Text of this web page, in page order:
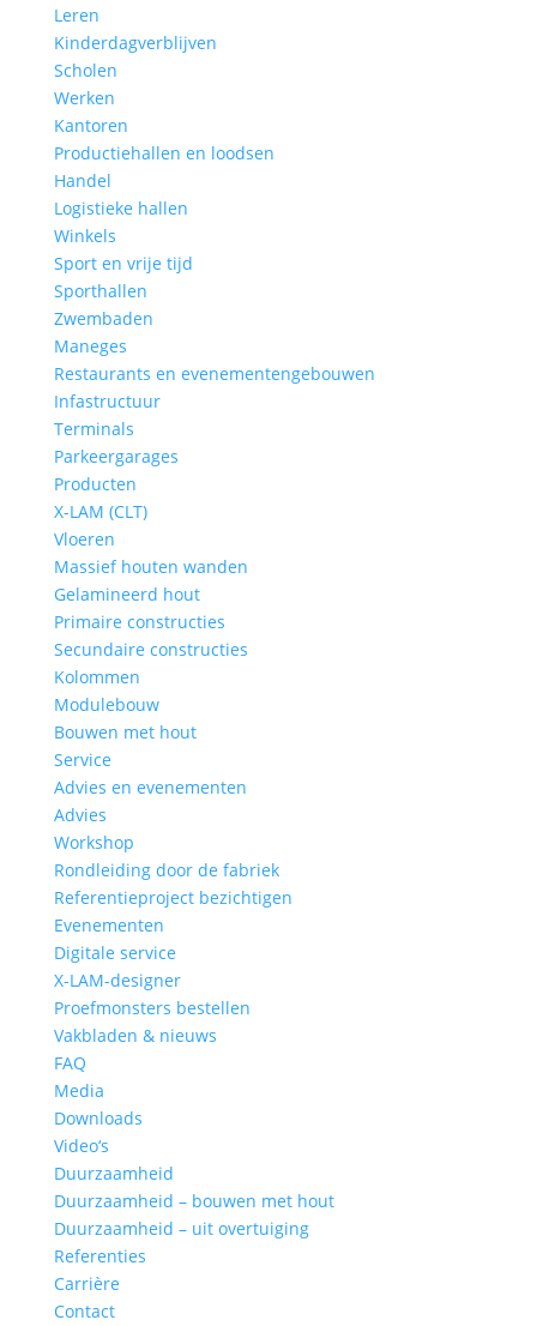
Leren
Kinderdagverblijven
Scholen
Werken
Kantoren
Productiehallen en loodsen
Handel
Logistieke hallen
Winkels
Sport en vrije tijd
Sporthallen
Zwembaden
Maneges
Restaurants en evenementengebouwen
Infastructuur
Terminals
Parkeergarages
Producten
X-LAM (CLT)
Vloeren
Massief houten wanden
Gelamineerd hout
Primaire constructies
Secundaire constructies
Kolommen
Modulebouw
Bouwen met hout
Service
Advies en evenementen
Advies
Workshop
Rondleiding door de fabriek
Referentieproject bezichtigen
Evenementen
Digitale service
X-LAM-designer
Proefmonsters bestellen
Vakbladen & nieuws
FAQ
Media
Downloads
Video‘s
Duurzaamheid
Duurzaamheid – bouwen met hout
Duurzaamheid – uit overtuiging
Referenties
Carrière
Contact